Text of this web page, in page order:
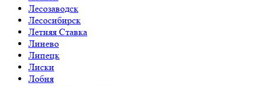
Лесозаводск
Лесосибирск
Летняя Ставка
Линево
Липецк
Лиски
Лобня